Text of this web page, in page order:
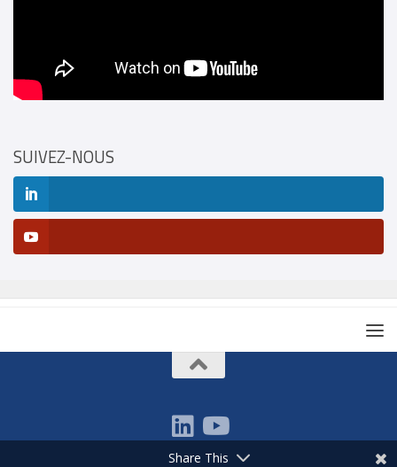
SUIVEZ-NOUS
Share This